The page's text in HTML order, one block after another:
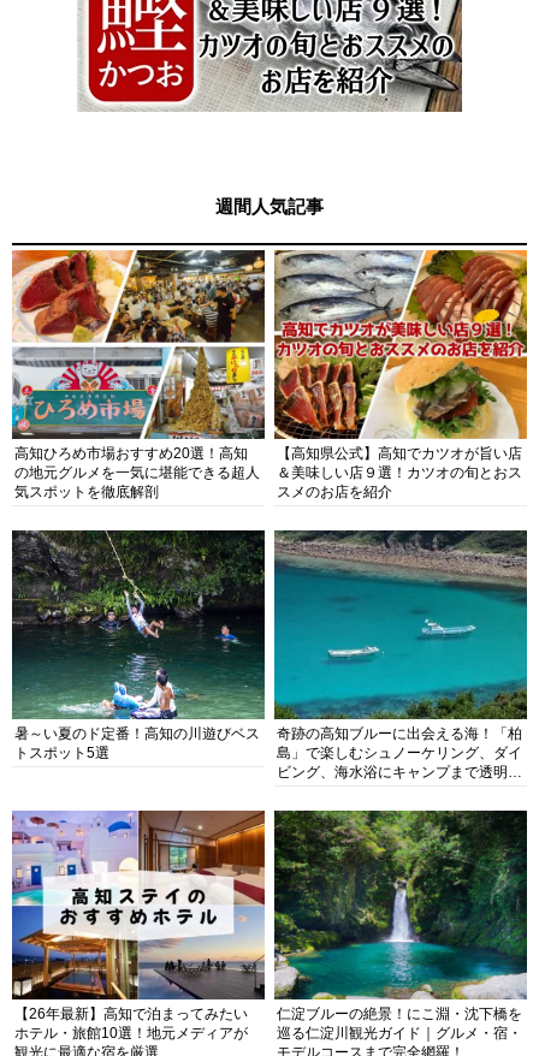
週間人気記事
高知ひろめ市場おすすめ20選！高知
の地元グルメを一気に堪能できる超人
気スポットを徹底解剖
【高知県公式】高知でカツオが旨い店
＆美味しい店９選！カツオの旬とおス
スメのお店を紹介
暑～い夏のド定番！高知の川遊びベス
トスポット5選
奇跡の高知ブルーに出会える海！「柏
島」で楽しむシュノーケリング、ダイ
ビング、海水浴にキャンプまで透明度
【26年最新】高知で泊まってみたい
ホテル・旅館10選！地元メディアが
仁淀ブルーの絶景！にこ淵・沈下橋を
巡る仁淀川観光ガイド｜グルメ・宿・